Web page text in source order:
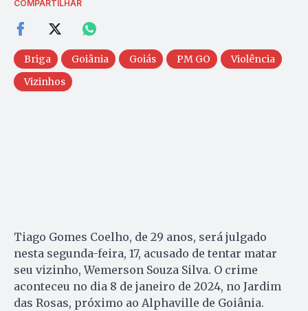
COMPARTILHAR
Briga Goiânia Goiás PM GO
Violência
Vizinhos
Tiago Gomes Coelho, de 29 anos, será julgado
nesta segunda-feira, 17, acusado de tentar matar
seu vizinho, Wemerson Souza Silva. O crime
aconteceu no dia 8 de janeiro de 2024, no Jardim
das Rosas, próximo ao Alphaville de Goiânia.